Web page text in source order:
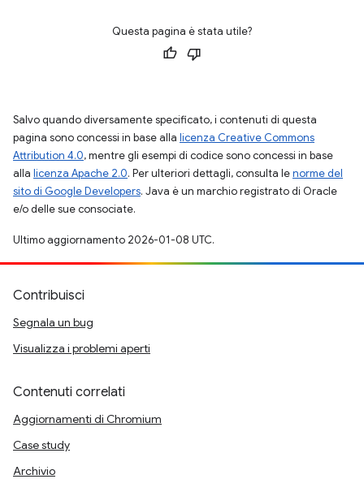
Questa pagina è stata utile?
Salvo quando diversamente specificato, i contenuti di questa
pagina sono concessi in base alla licenza Creative Commons
Attribution 4.0, mentre gli esempi di codice sono concessi in base
alla licenza Apache 2.0. Per ulteriori dettagli, consulta lenorme del
sito di Google Developers. Java è un marchio registrato di Oracle
e/o delle sue consociate.
Ultimo aggiornamento 2026-01-08 UTC.
Contribuisci
Segnala un bug
Visualizza i problemi aperti
Contenuti correlati
Aggiornamenti di Chromium
Case study
Archivio